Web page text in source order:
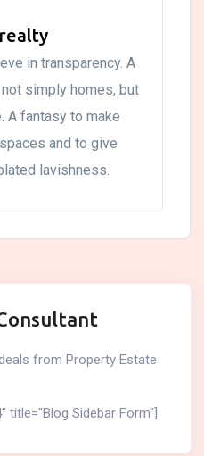
in transparency. A
simply homes, but
A fantasy to make
and to give
lavishness.
from Property Estate
Sidebar Form"]